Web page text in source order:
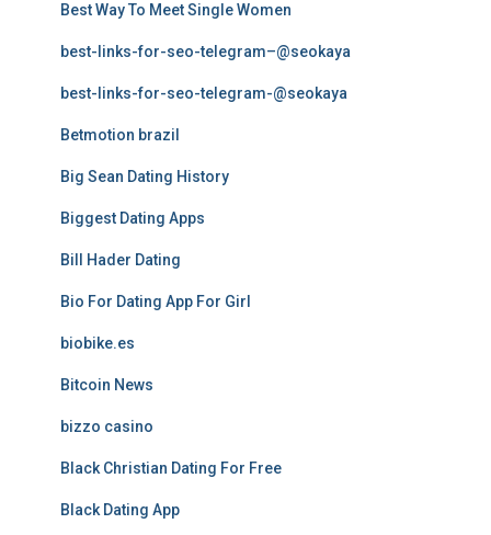
Best Way To Meet Single Women
best-links-for-seo-telegram–@seokaya
best-links-for-seo-telegram-@seokaya
Betmotion brazil
Big Sean Dating History
Biggest Dating Apps
Bill Hader Dating
Bio For Dating App For Girl
biobike.es
Bitcoin News
bizzo casino
Black Christian Dating For Free
Black Dating App